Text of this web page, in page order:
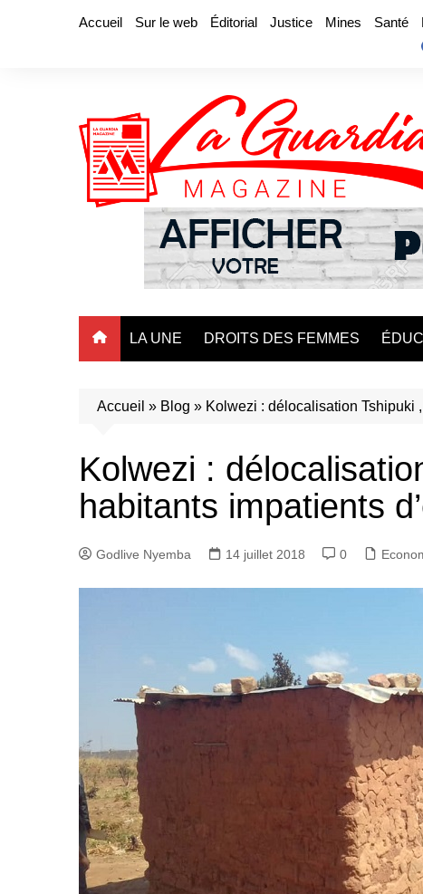
Accueil Sur le web Éditorial Justice Mines Santé
LA UNE DROITS DES FEMMES
Accueil » Blog » Kolwezi : délocalisation Tshipuki
Kolwezi :
habitants impatients
Godlive Nyemba 14 juillet 2018 0